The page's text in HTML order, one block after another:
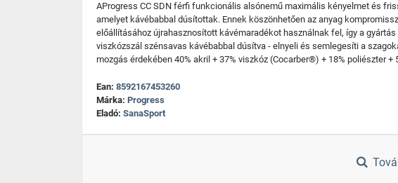
AProgress CC SDN férfi funkcionális alsónemű maximális kényelmet és
amelyet kávébabbal dúsítottak. Ennek köszönhetően az anyag
előállításához újrahasznosított kávémaradékot használnak fel, így a
viszkózszál szénsavas kávébabbal dúsítva - elnyeli és semlegesíti a
mozgás érdekében 40% akril + 37% viszkóz (Cocarber®) + 18% poliészter +
Ean: 8592167453260
Márka: Progress
Eladó: SanaSport